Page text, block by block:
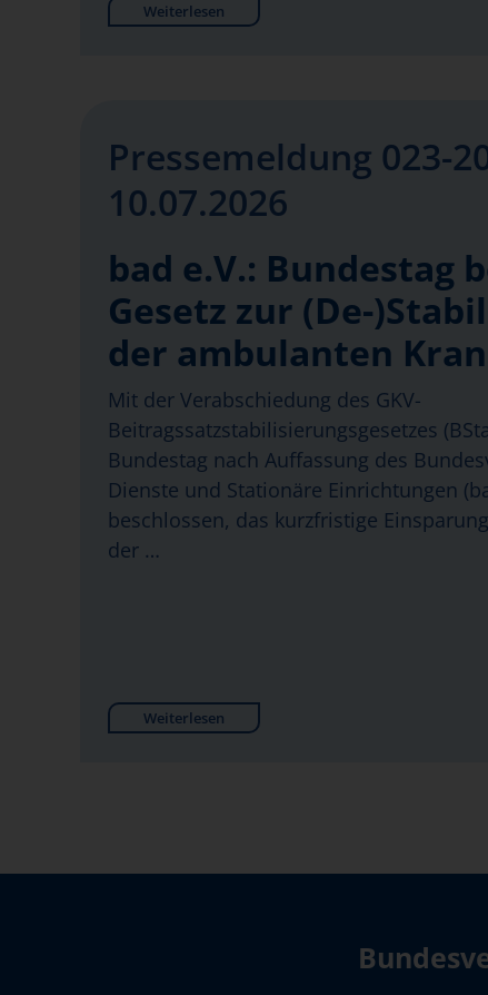
Weiterlesen
Pressemeldung 023-
10.07.2026
bad e.V.: Bundestag
Gesetz zur (De-
der ambulanten
Mit der Verabschiedung des GKV-
Beitragssatzstabilisierungsgesetzes
Bundestag nach Auffassung des
Dienste und Stationäre Einrichtungen
beschlossen, das kurzfristige
der …
Weiterlesen